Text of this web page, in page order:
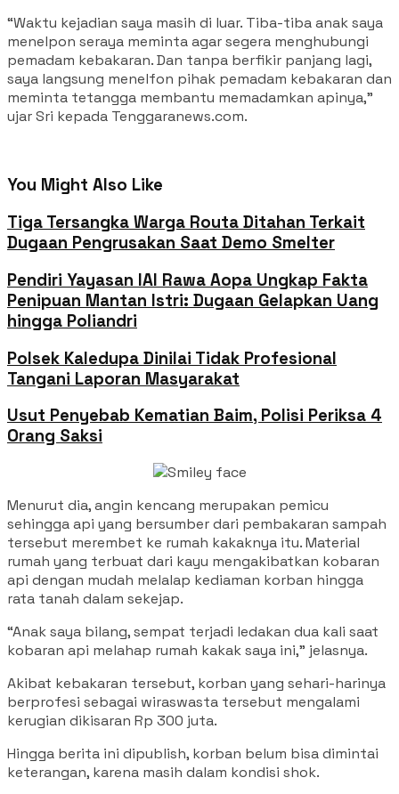
“Waktu kejadian saya masih di luar. Tiba-tiba anak saya
menelpon seraya meminta agar segera menghubungi
pemadam kebakaran. Dan tanpa berfikir panjang lagi,
saya langsung menelfon pihak pemadam kebakaran dan
meminta tetangga membantu memadamkan apinya,”
ujar Sri kepada Tenggaranews.com.
You Might Also Like
Tiga Tersangka Warga Routa Ditahan Terkait
Dugaan Pengrusakan Saat Demo Smelter
Pendiri Yayasan IAI Rawa Aopa Ungkap Fakta
Penipuan Mantan Istri: Dugaan Gelapkan Uang
hingga Poliandri
Polsek Kaledupa Dinilai Tidak Profesional
Tangani Laporan Masyarakat
Usut Penyebab Kematian Baim, Polisi Periksa 4
Orang Saksi
Menurut dia, angin kencang merupakan pemicu
sehingga api yang bersumber dari pembakaran sampah
tersebut merembet ke rumah kakaknya itu. Material
rumah yang terbuat dari kayu mengakibatkan kobaran
api dengan mudah melalap kediaman korban hingga
rata tanah dalam sekejap.
“Anak saya bilang, sempat terjadi ledakan dua kali saat
kobaran api melahap rumah kakak saya ini,” jelasnya.
Akibat kebakaran tersebut, korban yang sehari-harinya
berprofesi sebagai wiraswasta tersebut mengalami
kerugian dikisaran Rp 300 juta.
Hingga berita ini dipublish, korban belum bisa dimintai
keterangan, karena masih dalam kondisi shok.